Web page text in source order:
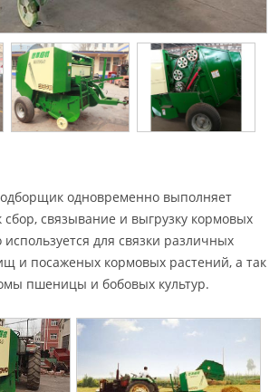
одновременно выполняет
сбор, связывание и выгрузку кормовых
для связки различных
и посаженых кормовых растений, а так
пшеницы и бобовых культур.